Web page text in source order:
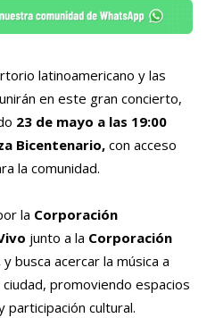
latinoamericano y las
en este gran concierto,
23 de mayo a las 19:00
Bicentenario, con acceso
la comunidad.
la Corporación
junto a la Corporación
y busca acercar la música a
promoviendo espacios
participación cultural.